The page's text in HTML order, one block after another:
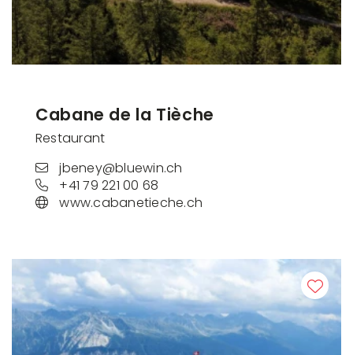
Cabane de la Tièche
Restaurant
jbeney@bluewin.ch
+41 79 221 00 68
www.cabanetieche.ch